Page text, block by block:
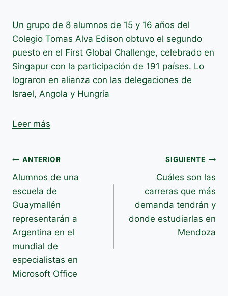
Un grupo de 8 alumnos de 15 y 16 años del
Colegio Tomas Alva Edison obtuvo el segundo
puesto en el First Global Challenge, celebrado en
Singapur con la participación de 191 países. Lo
lograron en alianza con las delegaciones de
Israel, Angola y Hungría
Leer más
Navegación
de
entradas
ANTERIOR
Alumnos de una
escuela de
Guaymallén
representarán a
Argentina en el
mundial de
especialistas en
Microsoft Office
SIGUIENTE
Cuáles son las
carreras que más
demanda tendrán y
donde estudiarlas en
Mendoza